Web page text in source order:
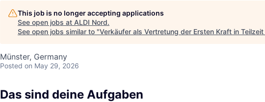
This job is no longer accepting applications
See open jobs at ALDI Nord.
See open jobs similar to "Verkäufer als Vertretung der Ersten Kraft in
Münster, Germany
Posted on May 29, 2026
Das sind deine Aufgaben